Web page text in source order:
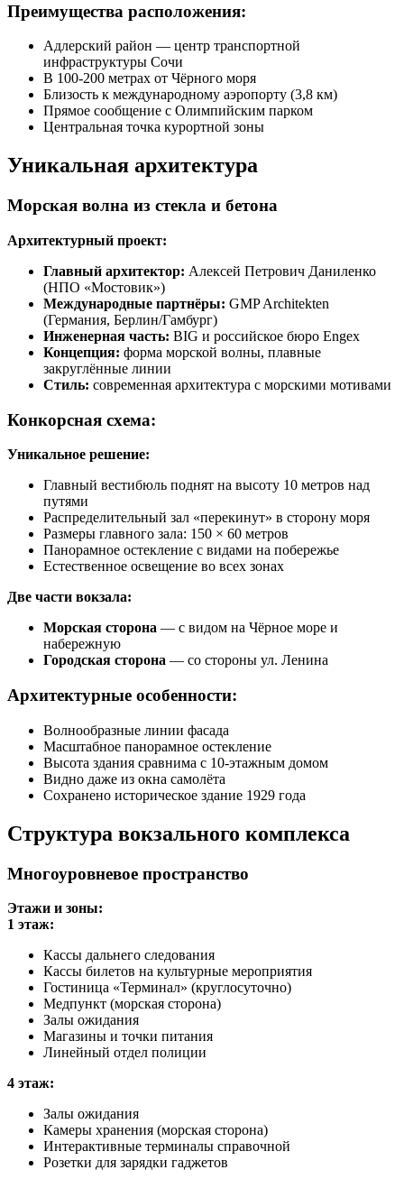
Преимущества расположения:
Адлерский район — центр транспортной
инфраструктуры Сочи
В 100-200 метрах от Чёрного моря
Близость к международному аэропорту (3,8 км)
Прямое сообщение с Олимпийским парком
Центральная точка курортной зоны
Уникальная архитектура
Морская волна из стекла и бетона
Архитектурный проект:
Главный архитектор: Алексей Петрович Даниленко
(НПО «Мостовик»)
Международные партнёры: GMP Architekten
(Германия, Берлин/Гамбург)
Инженерная часть: BIG и российское бюро Engex
Концепция: форма морской волны, плавные
закруглённые линии
Стиль: современная архитектура с морскими мотивами
Конкорсная схема:
Уникальное решение:
Главный вестибюль поднят на высоту 10 метров над
путями
Распределительный зал «перекинут» в сторону моря
Размеры главного зала: 150 × 60 метров
Панорамное остекление с видами на побережье
Естественное освещение во всех зонах
Две части вокзала:
Морская сторона — с видом на Чёрное море и
набережную
Городская сторона — со стороны ул. Ленина
Архитектурные особенности:
Волнообразные линии фасада
Масштабное панорамное остекление
Высота здания сравнима с 10-этажным домом
Видно даже из окна самолёта
Сохранено историческое здание 1929 года
Структура вокзального комплекса
Многоуровневое пространство
Этажи и зоны:
1 этаж:
Кассы дальнего следования
Кассы билетов на культурные мероприятия
Гостиница «Терминал» (круглосуточно)
Медпункт (морская сторона)
Залы ожидания
Магазины и точки питания
Линейный отдел полиции
4 этаж:
Залы ожидания
Камеры хранения (морская сторона)
Интерактивные терминалы справочной
Розетки для зарядки гаджетов